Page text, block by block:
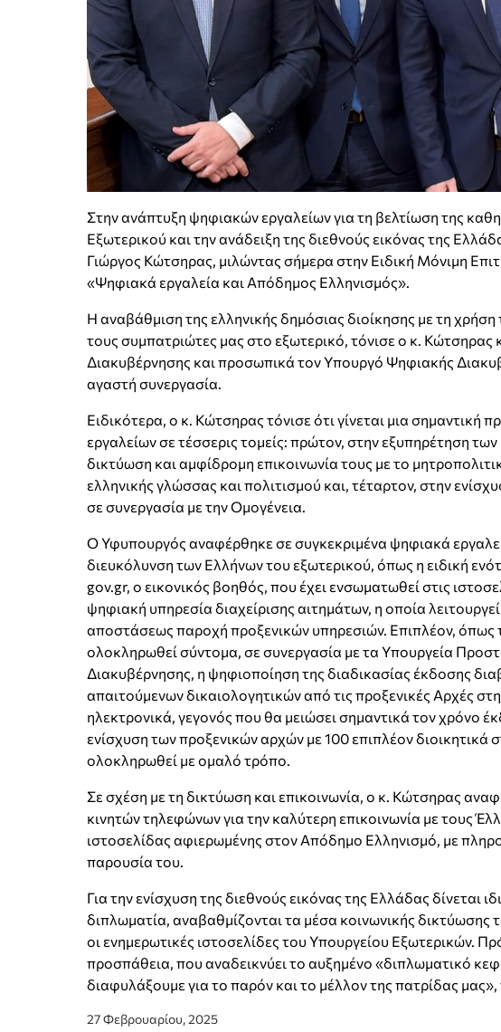
Στην ανάπτυξη ψηφιακών εργαλείων για τη βελτίωση της
Εξωτερικού και την ανάδειξη της διεθνούς εικόνας της
Γιώργος Κώτσηρας, μιλώντας σήμερα στην Ειδική Μόνιμη
«Ψηφιακά εργαλεία και Απόδημος Ελληνισμός».
Η αναβάθμιση της ελληνικής δημόσιας διοίκησης με τη
τους συμπατριώτες μας στο εξωτερικό, τόνισε ο κ.
Διακυβέρνησης και προσωπικά τον Υπουργό Ψηφιακής
αγαστή συνεργασία.
Ειδικότερα, ο κ. Κώτσηρας τόνισε ότι γίνεται μια
εργαλείων σε τέσσερις τομείς: πρώτον, στην εξυπηρέτηση
δικτύωση και αμφίδρομη επικοινωνία τους με το
ελληνικής γλώσσας και πολιτισμού και, τέταρτον, στην
σε συνεργασία με την Ομογένεια.
Ο Υφυπουργός αναφέρθηκε σε συγκεκριμένα ψηφιακά
διευκόλυνση των Ελλήνων του εξωτερικού, όπως η ειδική
gov.gr, ο εικονικός βοηθός, που έχει ενσωματωθεί στις
ψηφιακή υπηρεσία διαχείρισης αιτημάτων, η οποία
αποστάσεως παροχή προξενικών υπηρεσιών. Επιπλέον, όπως
ολοκληρωθεί σύντομα, σε συνεργασία με τα Υπουργεία
Διακυβέρνησης, η ψηφιοποίηση της διαδικασίας έκδοσης
απαιτούμενων δικαιολογητικών από τις προξενικές Αρχές
ηλεκτρονικά, γεγονός που θα μειώσει σημαντικά τον χρόνο
ενίσχυση των προξενικών αρχών με 100 επιπλέον
ολοκληρωθεί με ομαλό τρόπο.
Σε σχέση με τη δικτύωση και επικοινωνία, ο κ. Κώτσηρας
κινητών τηλεφώνων για την καλύτερη επικοινωνία με τους
ιστοσελίδας αφιερωμένης στον Απόδημο Ελληνισμό, με
παρουσία του.
Για την ενίσχυση της διεθνούς εικόνας της Ελλάδας δίνεται
διπλωματία, αναβαθμίζονται τα μέσα κοινωνικής δικτύωσης
οι ενημερωτικές ιστοσελίδες του Υπουργείου Εξωτερικών.
προσπάθεια, που αναδεικνύει το αυξημένο «διπλωματικό
διαφυλάξουμε για το παρόν και το μέλλον της πατρίδας
27 Φεβρουαρίου, 2025